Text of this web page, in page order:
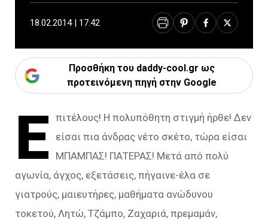
18.02.2014 | 17:42
Προσθήκη του daddy-cool.gr ως
προτεινόμενη πηγή στην Google
Ε
πιτέλους! Η πολυπόθητη στιγμή ήρθε! Δεν
είσαι πια άνδρας νέτο σκέτο, τώρα είσαι
ΜΠΑΜΠΑΣ! ΠΑΤΕΡΑΣ! Μετά από πολύ
αγωνία, άγχος, εξετάσεις, πήγαινε-έλα σε
γιατρούς, μαιευτήρες, μαθήματα ανώδυνου
τοκετού, Λητώ, Τζάμπο, Ζαχαριά, πρεμαμάν,